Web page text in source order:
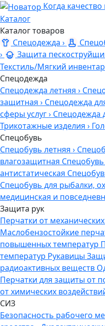
Когда
Каталог
Каталог товаров
Спецодежда ›
›
Защита
Текстиль/Мягкий
Спецодежда
Спецодежда летняя ›
защитная › Спецодежда
сферы услуг› Спецодежда
Трикотажные изделия ›
Спецобувь
Спецобувь летняя ›
влагозащитная
антистатическая
Спецобувь для рыбалки,
медицинская и
Защита рук
Перчатки от
Маслобензостойкие
повышенных температур
температур Рукавицы
радиоактивных веществ
Перчатки для защиты от
от химических
СИЗ
Безопасность рабочего